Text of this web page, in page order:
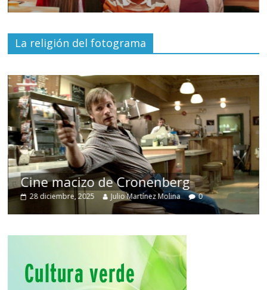
La religión del fotograma
Cine macizo de Cronenberg
28 diciembre, 2025 Julio Martínez Molina 0